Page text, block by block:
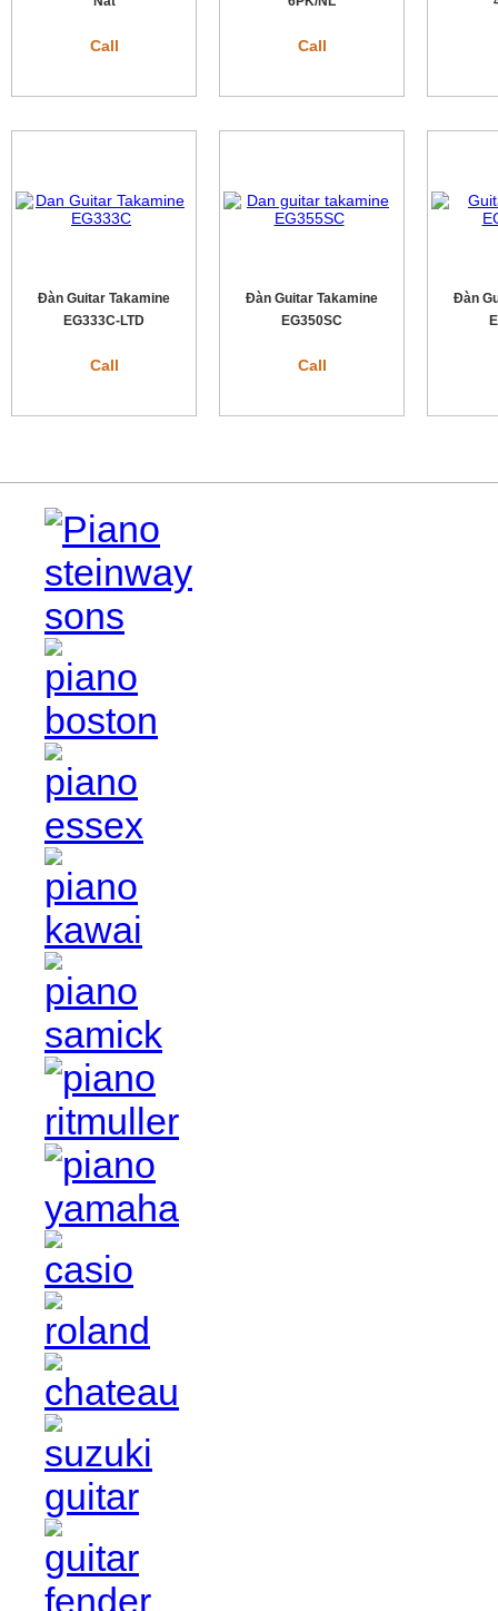
Call Call
Đàn Guitar Takamine
EG333C-LTD
Call
Đàn Guitar Takamine
EG350SC
Call
Đàn